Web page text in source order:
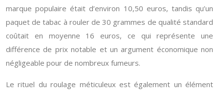
marque populaire était d’environ 10,50 euros, tandis qu’un
paquet de tabac à rouler de 30 grammes de qualité standard
coûtait en moyenne 16 euros, ce qui représente une
différence de prix notable et un argument économique non
négligeable pour de nombreux fumeurs.
Le rituel du roulage méticuleux est également un élément